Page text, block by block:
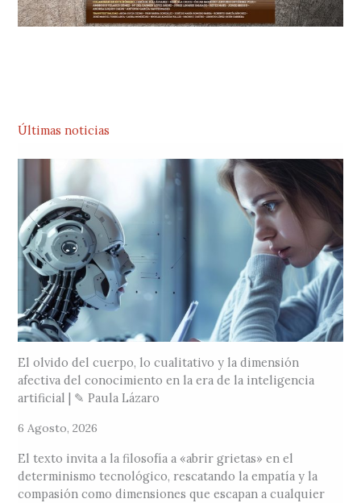
Últimas noticias
El olvido del cuerpo, lo cualitativo y la dimensión
afectiva del conocimiento en la era de la inteligencia
artificial | ✎ Paula Lázaro
6 Agosto, 2026
El texto invita a la filosofía a «abrir grietas» en el
determinismo tecnológico, rescatando la empatía y la
compasión como dimensiones que escapan a cualquier